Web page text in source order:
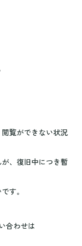
覧ができない状況
、復旧中につき暫
す。
合わせは